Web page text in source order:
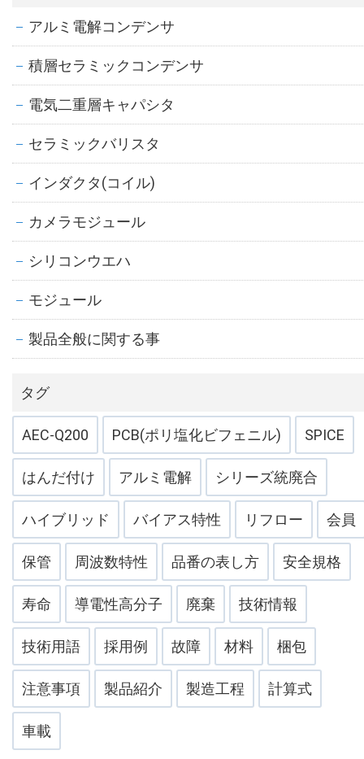
アルミ電解コンデンサ
積層セラミックコンデンサ
電気二重層キャパシタ
セラミックバリスタ
インダクタ(コイル)
カメラモジュール
シリコンウエハ
モジュール
製品全般に関する事
タグ
AEC-Q200 PCB(ポリ塩化ビフェニル) SPICE
はんだ付け アルミ電解 シリーズ統廃合
ハイブリッド バイアス特性 リフロー 会員
保管 周波数特性 品番の表し方 安全規格
寿命 導電性高分子 廃棄 技術情報
技術用語 採用例 故障 材料 梱包
注意事項 製品紹介 製造工程 計算式
車載